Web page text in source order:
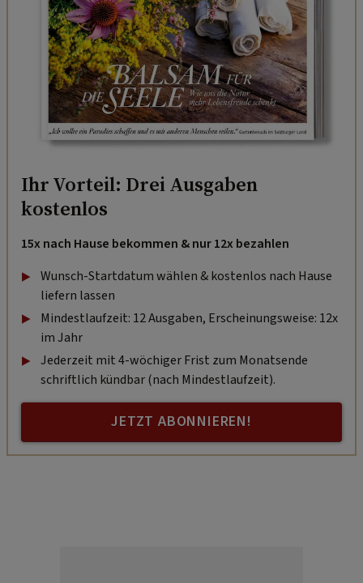
Ihr Vorteil: Drei Ausgaben
kostenlos
15x nach Hause bekommen & nur 12x bezahlen
Wunsch-Startdatum wählen & kostenlos nach Hause
liefern lassen
Mindestlaufzeit: 12 Ausgaben, Erscheinungsweise: 12x
im Jahr
Jederzeit mit 4-wöchiger Frist zum Monatsende
schriftlich kündbar (nach Mindestlaufzeit).
JETZT ABONNIEREN!